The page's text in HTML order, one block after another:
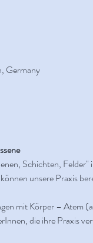
Germany
Schichten,
unsere Praxis
mit Körper – Atem
die ihre Praxis